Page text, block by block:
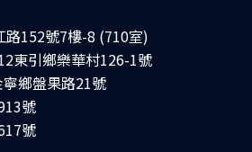
路152號7樓-8 (710室)
東引鄉樂華村126-1號
鄉盤果路21號
號
號